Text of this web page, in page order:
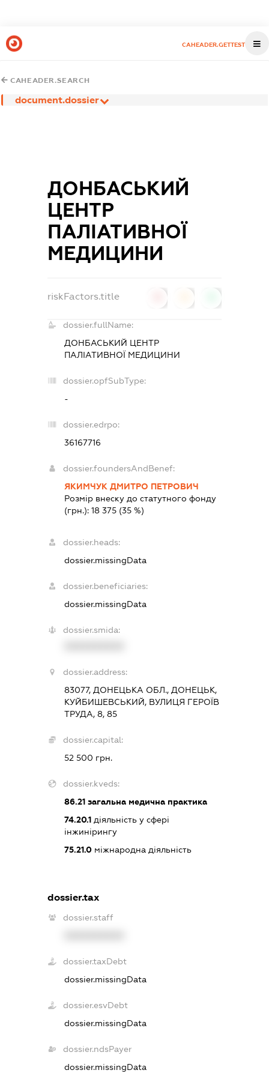
CAHEADER.GETTEST
CAHEADER.SEARCH
document.dossier
ДОНБАСЬКИЙ
ЦЕНТР
ПАЛІАТИВНОЇ
МЕДИЦИНИ
riskFactors.title
dossier.fullName:
ДОНБАСЬКИЙ ЦЕНТР
ПАЛІАТИВНОЇ МЕДИЦИНИ
dossier.opfSubType:
-
dossier.edrpo:
36167716
dossier.foundersAndBenef:
ЯКИМЧУК ДМИТРО ПЕТРОВИЧ
Розмір внеску до статутного фонду
(грн.): 18 375(35 %)
dossier.heads:
dossier.missingData
dossier.beneficiaries:
dossier.missingData
dossier.smida:
dossier.address:
83077, ДОНЕЦЬКА ОБЛ., ДОНЕЦЬК,
КУЙБИШЕВСЬКИЙ, ВУЛИЦЯ ГЕРОЇВ
ТРУДА, 8, 85
dossier.capital:
52 500 грн.
dossier.kveds:
86.21загальна медична практика
74.20.1діяльність у сфері
інжинірингу
75.21.0міжнародна діяльність
dossier.tax
dossier.staff
dossier.taxDebt
dossier.missingData
dossier.esvDebt
dossier.missingData
dossier.ndsPayer
dossier.missingData